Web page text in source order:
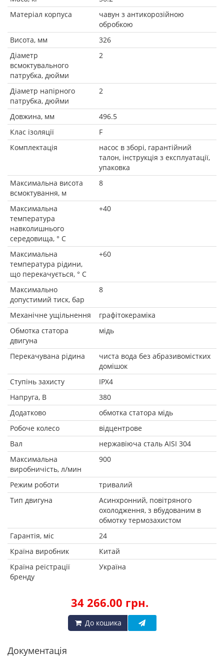
Матеріал корпуса
чавун з антикорозійною
обробкою
Висота, мм
326
Діаметр
всмоктувального
патрубка, дюйми
2
Діаметр напірного
патрубка, дюйми
2
Довжина, мм
496.5
Клас ізоляції
F
Комплектація
насос в зборі, гарантійний
талон, інструкція з експлуатації,
упаковка
Максимальна висота
всмоктування, м
8
Максимальна
температура
навколишнього
середовища, ° C
+40
Максимальна
температура рідини,
що перекачується, ° C
+60
Максимально
допустимий тиск, бар
8
Механічне ущільнення
графітокераміка
Обмотка статора
двигуна
мідь
Перекачувана рідина
чиста вода без абразивомістких
домішок
Ступінь захисту
IPX4
Напруга, В
380
Додатково
обмотка статора мідь
Робоче колесо
відцентрове
Вал
нержавіюча сталь AISI 304
Максимальна
виробничість, л/мин
900
Режим роботи
тривалий
Тип двигуна
Асинхронний, повітряного
охолодження, з вбудованим в
обмотку термозахистом
Гарантія, міс
24
Країна виробник
Китай
Країна реїстрації
бренду
Україна
34 266.00 грн.
До кошика
Документація